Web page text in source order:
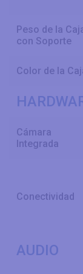
Peso de la
con Soporte
Color de la
Cámara
Integrada
Conectividad
AUDIO